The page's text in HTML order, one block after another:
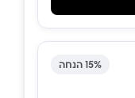
15% הנחה